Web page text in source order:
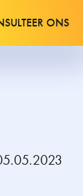
ONS